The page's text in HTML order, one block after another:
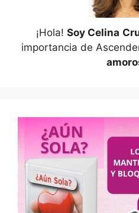
¡Hola! Soy Celina
importancia de